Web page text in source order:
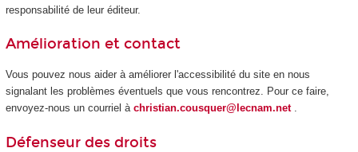
responsabilité de leur éditeur.
Amélioration et contact
Vous pouvez nous aider à améliorer l'accessibilité du site en nous
signalant les problèmes éventuels que vous rencontrez. Pour ce faire,
envoyez-nous un courriel à christian.cousquer@lecnam.net .
Défenseur des droits